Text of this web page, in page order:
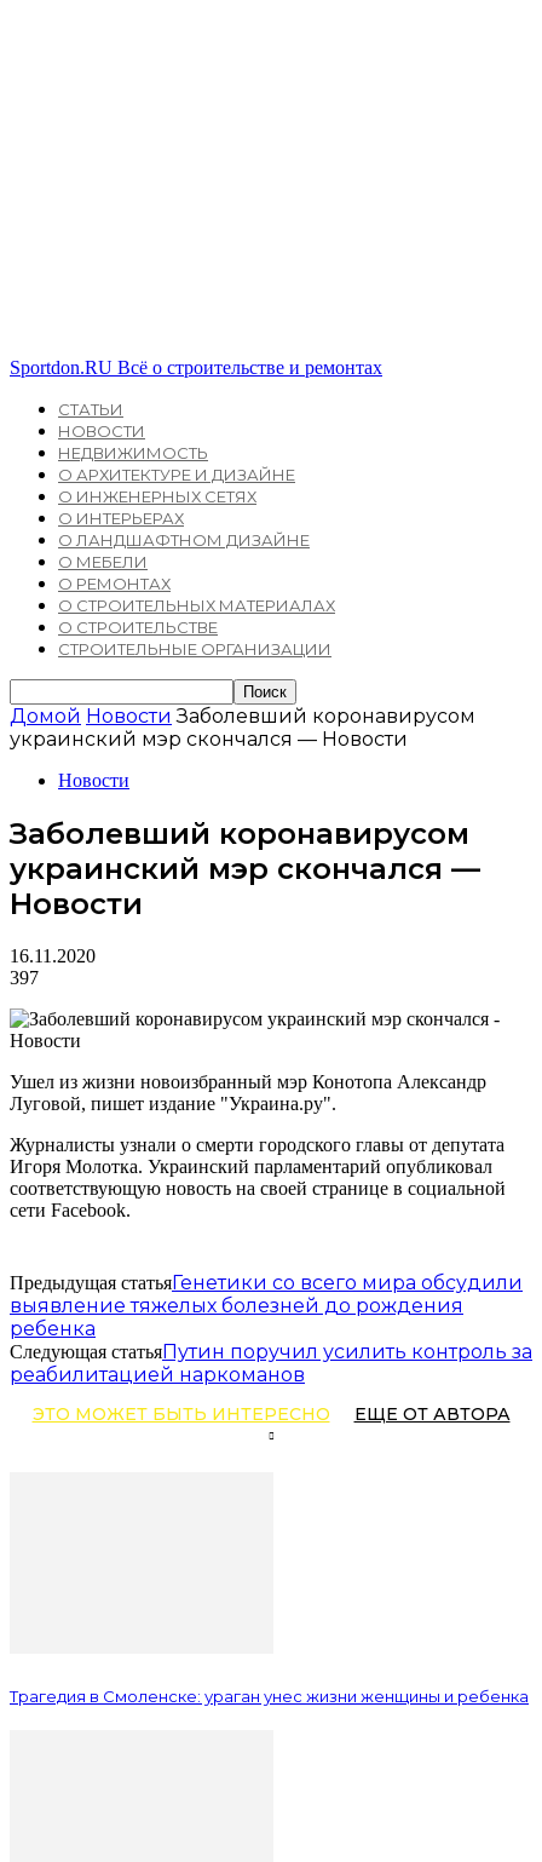
Sportdon.RU Всё о строительстве и ремонтах
СТАТЬИ
НОВОСТИ
НЕДВИЖИМОСТЬ
О АРХИТЕКТУРЕ И ДИЗАЙНЕ
О ИНЖЕНЕРНЫХ СЕТЯХ
О ИНТЕРЬЕРАХ
О ЛАНДШАФТНОМ ДИЗАЙНЕ
О МЕБЕЛИ
О РЕМОНТАХ
О СТРОИТЕЛЬНЫХ МАТЕРИАЛАХ
О СТРОИТЕЛЬСТВЕ
СТРОИТЕЛЬНЫЕ ОРГАНИЗАЦИИ
Домой Новости Заболевший коронавирусом
украинский мэр скончался — Новости
Новости
Заболевший коронавирусом
украинский мэр скончался —
Новости
16.11.2020
397
Ушел из жизни новоизбранный мэр Конотопа Александр
Луговой, пишет издание "Украина.ру".
Журналисты узнали о смерти городского главы от депутата
Игоря Молотка. Украинский парламентарий опубликовал
соответствующую новость на своей странице в социальной
сети Facebook.
Предыдущая статьяГенетики со всего мира обсудили
выявление тяжелых болезней до рождения
ребенка
Следующая статьяПутин поручил усилить контроль за
реабилитацией наркоманов
ЭТО МОЖЕТ БЫТЬ ИНТЕРЕСНО ЕЩЕ ОТ АВТОРА
Трагедия в Смоленске: ураган унес жизни женщины и ребенка